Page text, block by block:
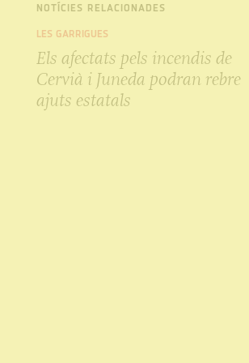
NOTÍCIES RELACIONADES
LES GARRIGUES
Els afectats pels incendis de
Cervià i Juneda podran rebre
ajuts estatals